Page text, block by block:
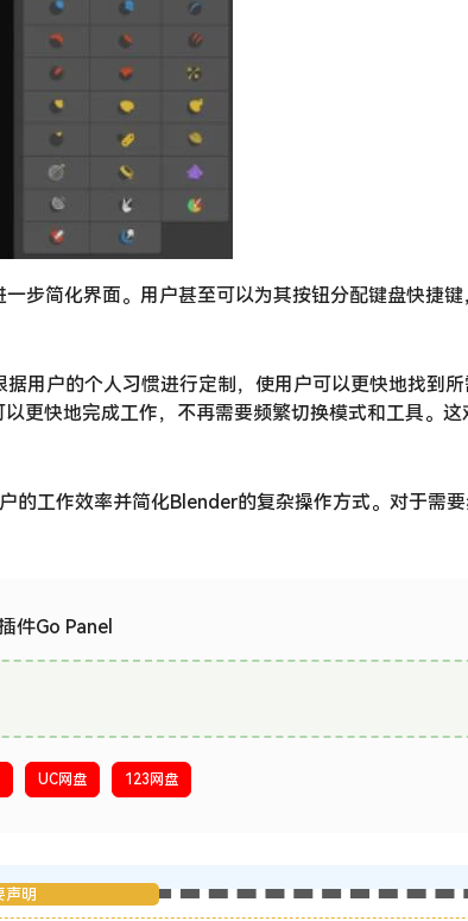
步简化界面。用户甚至可以为其按钮分配键盘快捷键
用户的个人习惯进行定制，使用户可以更快地找到
更快地完成工作，不再需要频繁切换模式和工具。这
的工作效率并简化Blender的复杂操作方式。对于需
件Go Panel
UC网盘 123网盘
声明